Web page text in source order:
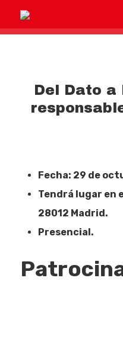
Del Dato a
Fecha: 29 de
Tendrá lugar en
28012 Madrid.
Presencial.